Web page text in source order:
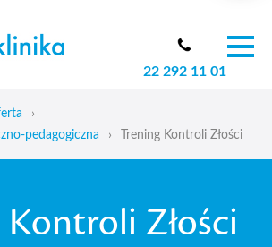
Oferta
Cennik
Skoliozy u dzieci
22 292 11 01
›
pedagogiczna
› Trening Kontroli Złości
Kontroli Złości